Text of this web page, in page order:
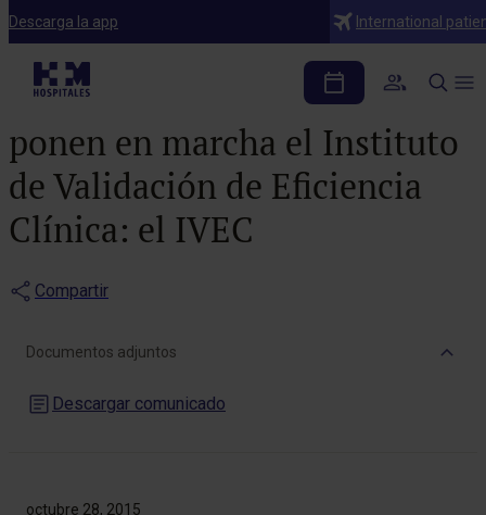
Descarga la app International
Notas de prensa
HM Hospitales y la
Fundación Hospital de Madrid
ponen en marcha el Instituto
de Validación de Eficiencia
Clínica: el IVEC
Compartir
octubre 28, 2015
Documentos adjuntos
Descargar comunicado